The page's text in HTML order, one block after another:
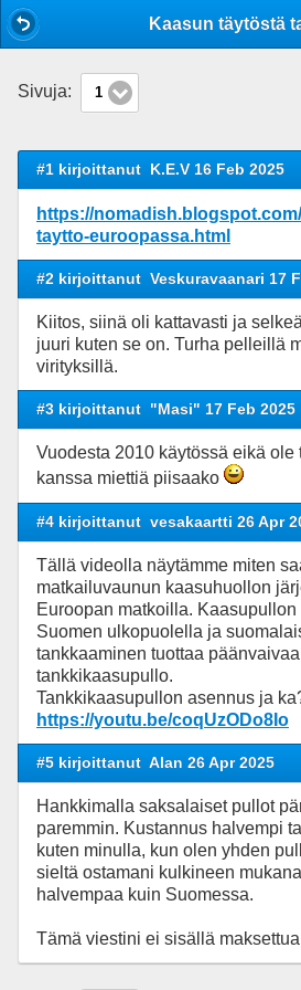
Sivuja: 1
#1 kirjoittanut K.E.V 16 Feb 2025
https://
taytto-euroopassa.html
#2 kirjoittanut Veskuravaanari 17
Kiitos, siinä oli kattavasti ja
juuri kuten se on. Turha pelleillä
virityksillä.
#3 kirjoittanut "Masi" 17 Feb 2025
Vuodesta 2010 käytössä eikä ole
kanssa miettiä piisaako
#4 kirjoittanut vesakaartti 26 Apr
Tällä videolla näytämme miten
matkailuvaunun kaasuhuollon
Euroopan matkoilla.
Suomen ulkopuolella ja
tankkaaminen tuottaa
tankkikaasupullo.
Tankkikaasupullon asennus ja
https://youtu.be/coqUzODo8Io
#5 kirjoittanut Alan 26 Apr 2025
Hankkimalla saksalaiset pullot
paremmin. Kustannus halvempi
kuten minulla, kun olen yhden
sieltä ostamani kulkineen
halvempaa kuin Suomessa.
Tämä viestini ei sisällä